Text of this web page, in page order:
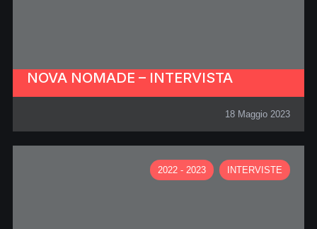
NOVA NOMADE – INTERVISTA
18 Maggio 2023
2022 - 2023 INTERVISTE